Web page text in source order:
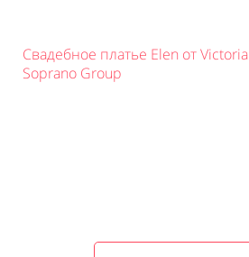
Свадебное платье Elen от Victoria
Soprano Group